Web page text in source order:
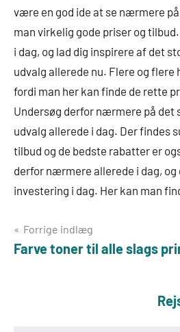
være en god ide at se nærmere
man virkelig gode priser og
i dag, og lad dig inspirere af det
udvalg allerede nu. Flere og flere
fordi man her kan finde de rette
Undersøg derfor nærmere på det
udvalg allerede i dag. Der findes
tilbud og de bedste rabatter er
derfor nærmere allerede i dag, og
investering i dag. Her kan man
Indlægsnavigation
Forrige indlæg
Farve toner til alle slags